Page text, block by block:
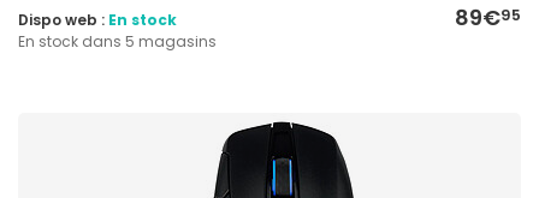
89€95
Dispo web : En stock
En stock dans 5 magasins